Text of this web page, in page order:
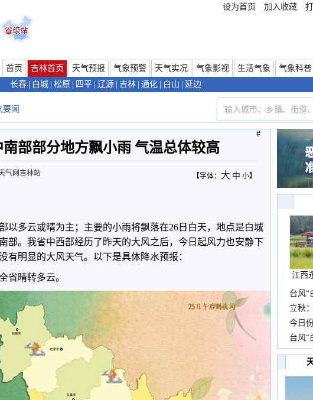
设为首页 加入收藏
首页 吉林首页 天气预报 气象预警 天气实况 气象影视 生活气象 气象科普
长春
白城 松原 四平 辽源 吉林 通化 白山 延边
要闻
南部部分地方飘小雨 气温总体较高
【字体： 大 中 小】
气网吉林站
以多云或晴为主；主要的小雨将飘落在26日白天，地点是白城
部。我省中西部经历了昨天的大风之后，今日起风力也安静下
有明显的大风天气。以下是具体降水预报：
省晴转多云。
#
江西
台风“
长
立秋
前
今日
一
台风“
高